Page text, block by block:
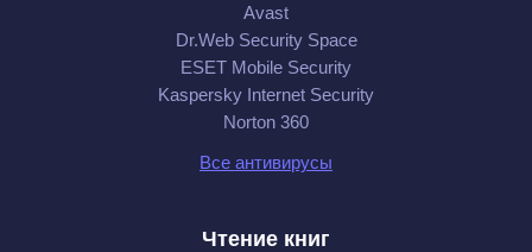
Avast
Dr.Web Security Space
ESET Mobile Security
Kaspersky Internet Security
Norton 360
Все антивирусы
Чтение книг